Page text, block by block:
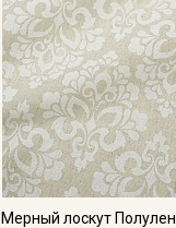
Мерный лоскут Полулен